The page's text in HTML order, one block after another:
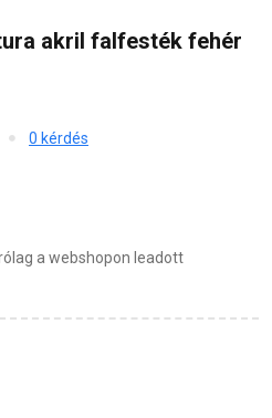
akril falfesték fehér
0 kérdés
a webshopon leadott